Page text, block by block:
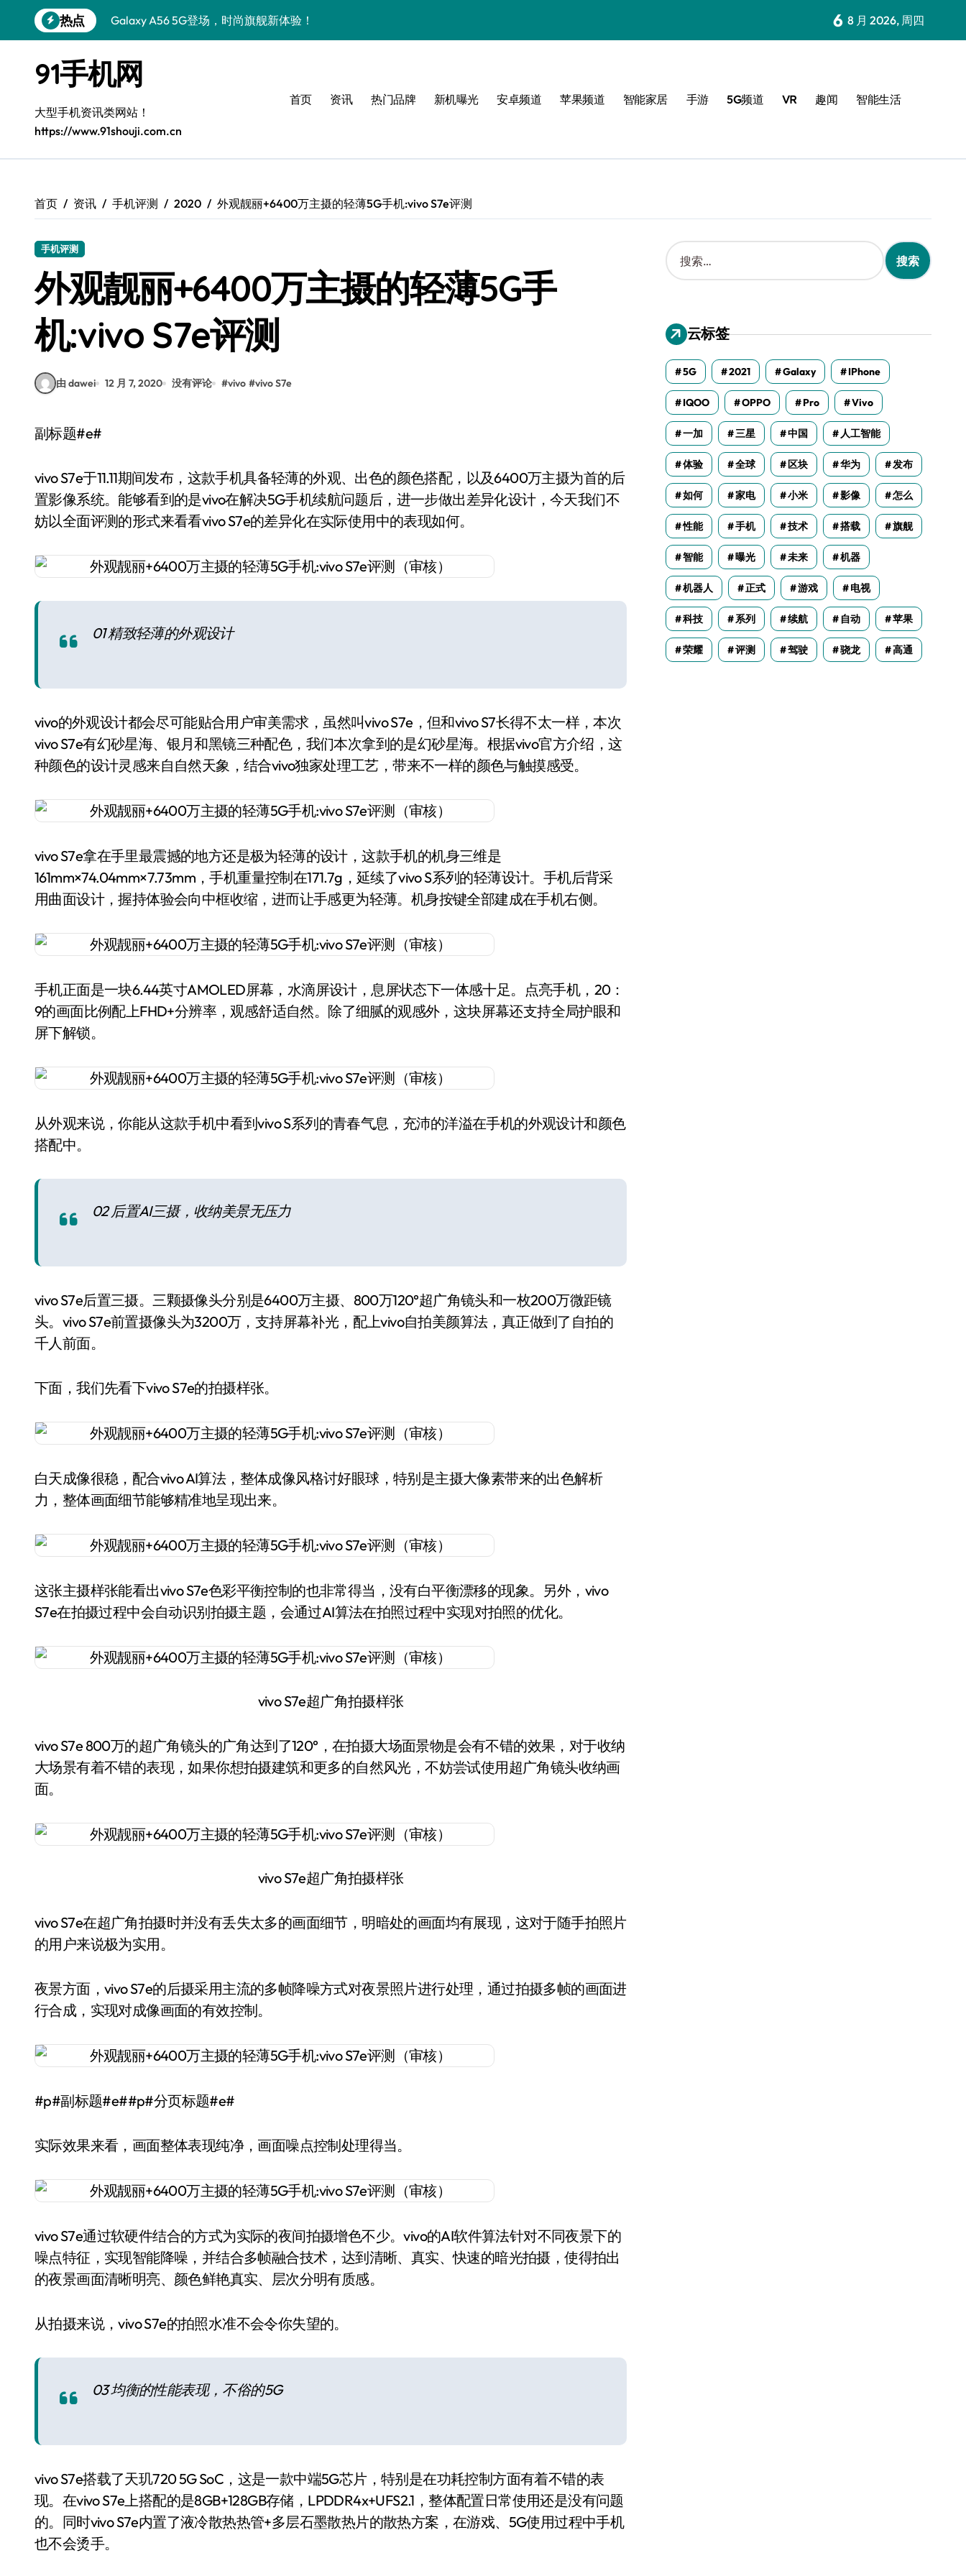
到
热点
Galaxy A56 5G登场，时尚旗舰新体验！
S25美化秘籍：个性定制，炫酷随行！
Galaxy C55 5G焕新秘籍：潮流定制，玩转无限可能
Galaxy C55 5G登场，美学新标杆！
Galaxy Z Flip6：折叠时尚，一瞬惊艳
S25 Ultra颜值炸裂！定制主题潮翻全场
6 8 月 2026, 周四
91手机网
大型手机资讯类网站！
https://www.91shouji.com.cn
首页 资讯 热门品牌 新机曝光 安卓频道 苹果频道 智能家居 手游 5G频道 VR 趣闻 智能生活
首页 资讯 手机评测 2020 外观靓丽+6400万主摄的轻薄5G手机:vivo S7e评测
手机评测
外观靓丽+6400万主摄的轻薄5G手
机:vivo S7e评测
由 dawei 12 月 7, 2020 没有评论 #vivo #vivo S7e
副标题#e#
vivo S7e于11.11期间发布，这款手机具备轻薄的外观、出色的颜色搭配，以及6400万主摄为首的后
置影像系统。能够看到的是vivo在解决5G手机续航问题后，进一步做出差异化设计，今天我们不
妨以全面评测的形式来看看vivo S7e的差异化在实际使用中的表现如何。
01 精致轻薄的外观设计
vivo的外观设计都会尽可能贴合用户审美需求，虽然叫vivo S7e，但和vivo S7长得不太一样，本次
vivo S7e有幻砂星海、银月和黑镜三种配色，我们本次拿到的是幻砂星海。根据vivo官方介绍，这
种颜色的设计灵感来自自然天象，结合vivo独家处理工艺，带来不一样的颜色与触摸感受。
vivo S7e拿在手里最震撼的地方还是极为轻薄的设计，这款手机的机身三维是
161mm×74.04mm×7.73mm，手机重量控制在171.7g，延续了vivo S系列的轻薄设计。手机后背采
用曲面设计，握持体验会向中框收缩，进而让手感更为轻薄。机身按键全部建成在手机右侧。
手机正面是一块6.44英寸AMOLED屏幕，水滴屏设计，息屏状态下一体感十足。点亮手机，20：
9的画面比例配上FHD+分辨率，观感舒适自然。除了细腻的观感外，这块屏幕还支持全局护眼和
屏下解锁。
从外观来说，你能从这款手机中看到vivo S系列的青春气息，充沛的洋溢在手机的外观设计和颜色
搭配中。
02 后置AI三摄，收纳美景无压力
vivo S7e后置三摄。三颗摄像头分别是6400万主摄、800万120°超广角镜头和一枚200万微距镜
头。vivo S7e前置摄像头为3200万，支持屏幕补光，配上vivo自拍美颜算法，真正做到了自拍的
千人前面。
下面，我们先看下vivo S7e的拍摄样张。
白天成像很稳，配合vivo AI算法，整体成像风格讨好眼球，特别是主摄大像素带来的出色解析
力，整体画面细节能够精准地呈现出来。
这张主摄样张能看出vivo S7e色彩平衡控制的也非常得当，没有白平衡漂移的现象。另外，vivo
S7e在拍摄过程中会自动识别拍摄主题，会通过AI算法在拍照过程中实现对拍照的优化。
vivo S7e超广角拍摄样张
vivo S7e 800万的超广角镜头的广角达到了120°，在拍摄大场面景物是会有不错的效果，对于收纳
大场景有着不错的表现，如果你想拍摄建筑和更多的自然风光，不妨尝试使用超广角镜头收纳画
面。
vivo S7e超广角拍摄样张
vivo S7e在超广角拍摄时并没有丢失太多的画面细节，明暗处的画面均有展现，这对于随手拍照片
的用户来说极为实用。
夜景方面，vivo S7e的后摄采用主流的多帧降噪方式对夜景照片进行处理，通过拍摄多帧的画面进
行合成，实现对成像画面的有效控制。
#p#副标题#e##p#分页标题#e#
实际效果来看，画面整体表现纯净，画面噪点控制处理得当。
vivo S7e通过软硬件结合的方式为实际的夜间拍摄增色不少。vivo的AI软件算法针对不同夜景下的
噪点特征，实现智能降噪，并结合多帧融合技术，达到清晰、真实、快速的暗光拍摄，使得拍出
的夜景画面清晰明亮、颜色鲜艳真实、层次分明有质感。
从拍摄来说，vivo S7e的拍照水准不会令你失望的。
03 均衡的性能表现，不俗的5G
vivo S7e搭载了天玑720 5G SoC，这是一款中端5G芯片，特别是在功耗控制方面有着不错的表
现。在vivo S7e上搭配的是8GB+128GB存储，LPDDR4x+UFS2.1，整体配置日常使用还是没有问题
的。同时vivo S7e内置了液冷散热热管+多层石墨散热片的散热方案，在游戏、5G使用过程中手机
也不会烫手。
搜
索
：
云标签
5G 2021 Galaxy IPhone
IQOO OPPO Pro Vivo
一加 三星 中国 人工智能
体验 全球 区块 华为 发布
如何 家电 小米 影像 怎么
性能 手机 技术 搭载 旗舰
智能 曝光 未来 机器
机器人 正式 游戏 电视
科技 系列 续航 自动 苹果
荣耀 评测 驾驶 骁龙 高通